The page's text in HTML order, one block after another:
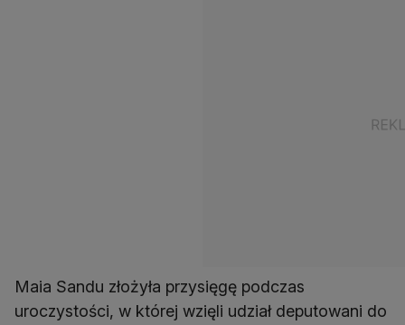
Maia Sandu złożyła przysięgę podczas
uroczystości, w której wzięli udział deputowani do